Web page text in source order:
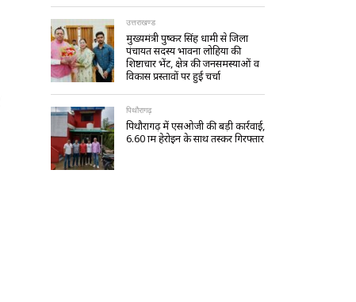
उत्तराखण्ड
मुख्यमंत्री पुष्कर सिंह धामी से जिला
पंचायत सदस्य भावना लोहिया की
शिष्टाचार भेंट, क्षेत्र की जनसमस्याओं व
विकास प्रस्तावों पर हुई चर्चा
पिथौरागढ़
पिथौरागढ़ में एसओजी की बड़ी कार्रवाई,
6.60 ग्राम हेरोइन के साथ तस्कर गिरफ्तार